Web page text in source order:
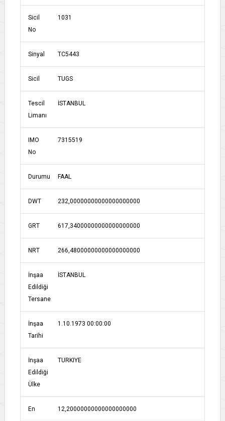
Sicil
No
1031
Sinyal TC5443
Sicil TUGS
Tescil
Limanı
İSTANBUL
IMO
No
7315519
Durumu FAAL
DWT 232,00000000000000000000
GRT 617,34000000000000000000
NRT 266,48000000000000000000
İnşaa
Edildiği
Tersane
İSTANBUL
İnşaa
Tarihi
1.10.1973 00:00:00
İnşaa
Edildiği
Ülke
TURKIYE
En 12,20000000000000000000